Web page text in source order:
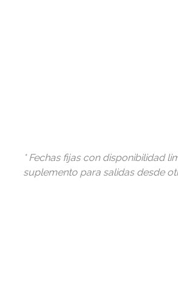
* Fechas fijas con disponibilidad
suplemento para salidas desde